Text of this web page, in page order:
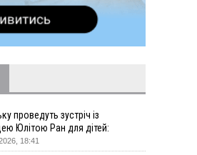
державі 1,5 га лісу із
в Івано-Франківській
веж планують зробити
час пожежі будинку
на Говерлі встановили
проведуть зустріч із
Юлітою Ран для дітей:
про серію книг про Мавку
18:41